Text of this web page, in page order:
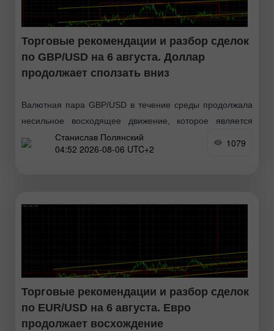
Торговые рекомендации и разбор сделок
по GBP/USD на 6 августа. Доллар
продолжает сползать вниз
Валютная пара GBP/USD в течение среды продолжала
несильное восходящее движение, которое является
полностью закономерным. Вчера оба американских
отчета(которые, к слову, не являлись супер-важными)
Станислав Полянский
04:52 2026-08-06 UTC+2
1079
Торговые рекомендации и разбор сделок
по EUR/USD на 6 августа. Евро
продолжает восхождение